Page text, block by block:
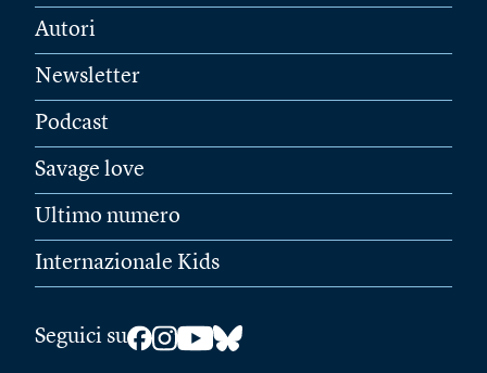
Autori
Newsletter
Podcast
Savage love
Ultimo numero
Internazionale Kids
Seguici su